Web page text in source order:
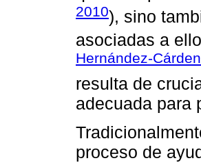
2010), sino
asociadas a
Hernández-
resulta de
adecuada para
proceso de